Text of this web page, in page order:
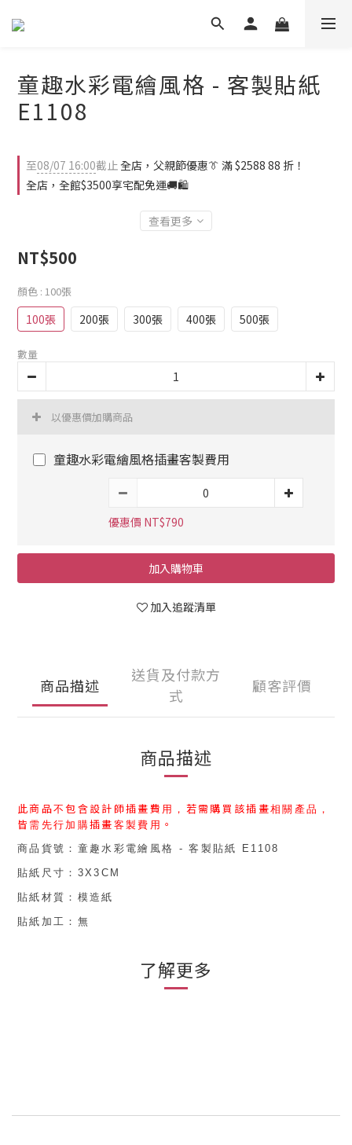
童趣水彩電繪風格 - 客製貼紙
E1108
至08/07 16:00截止全店，父親節優惠👔 滿 $2588 88 折！
全店，全館$3500享宅配免運🚚🛍️
查看更多
NT$500
顏色 : 100張
100張 200張 300張 400張 500張
數量
以優惠價加購商品
童趣水彩電繪風格插畫客製費用
優惠價 NT$790
加入購物車
加入追蹤清單
商品描述
送貨及付款方
式
顧客評價
商品描述
此商品不包含設計師插畫費用， 若需購買 該插畫相關產品，
皆需先行加購插畫客製費用 。
商品貨號： 童趣水彩電繪風格 - 客製貼紙 E1108
貼紙尺寸： 3X3CM
貼紙 材質： 模造紙
貼紙 加工：無
了解更多